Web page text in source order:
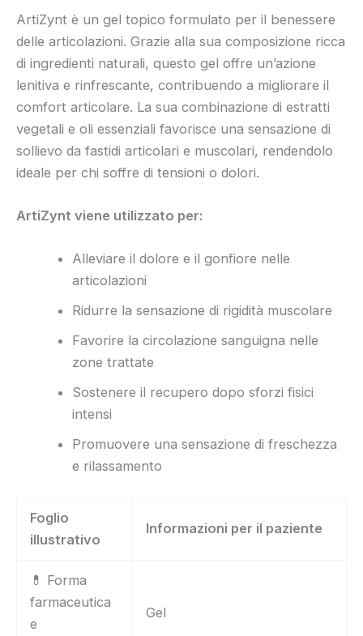
ArtiZynt è un gel topico formulato per il benessere
delle articolazioni. Grazie alla sua composizione ricca
di ingredienti naturali, questo gel offre un’azione
lenitiva e rinfrescante, contribuendo a migliorare il
comfort articolare. La sua combinazione di estratti
vegetali e oli essenziali favorisce una sensazione di
sollievo da fastidi articolari e muscolari, rendendolo
ideale per chi soffre di tensioni o dolori.
ArtiZynt viene utilizzato per:
Alleviare il dolore e il gonfiore nelle
articolazioni
Ridurre la sensazione di rigidità muscolare
Favorire la circolazione sanguigna nelle
zone trattate
Sostenere il recupero dopo sforzi fisici
intensi
Promuovere una sensazione di freschezza
e rilassamento
Foglio
illustrativo
Informazioni per il paziente
💊 Forma
farmaceutica
e
Gel